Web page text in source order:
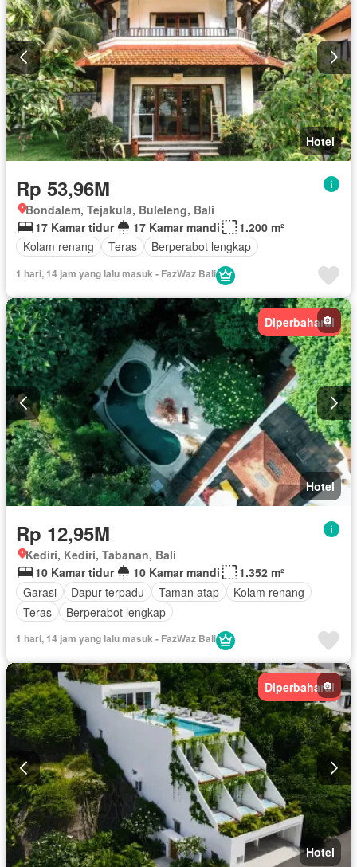
Hotel
Rp 53,96M
Bondalem, Tejakula, Buleleng, Bali
17 Kamar tidur
17 Kamar mandi
1.200 m²
Kolam renang
Teras Berperabot lengkap
1 hari, 14 jam yang lalu masuk - FazWaz Bali
Diperbaharui
Hotel
Rp 12,95M
Kediri, Kediri, Tabanan, Bali
10 Kamar tidur
10 Kamar mandi
1.352 m²
Garasi
Dapur terpadu Taman atap
Kolam renang
Teras
Berperabot lengkap
1 hari, 14 jam yang lalu masuk - FazWaz Bali
Diperbaharui
Hotel